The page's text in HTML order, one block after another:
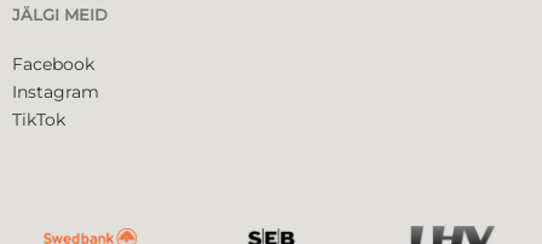
JÄLGI MEID
Facebook
Instagram
TikTok